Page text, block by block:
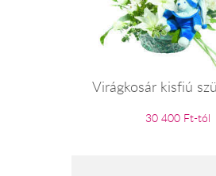
Virágkosár kisfiú
30 400 Ft-tól